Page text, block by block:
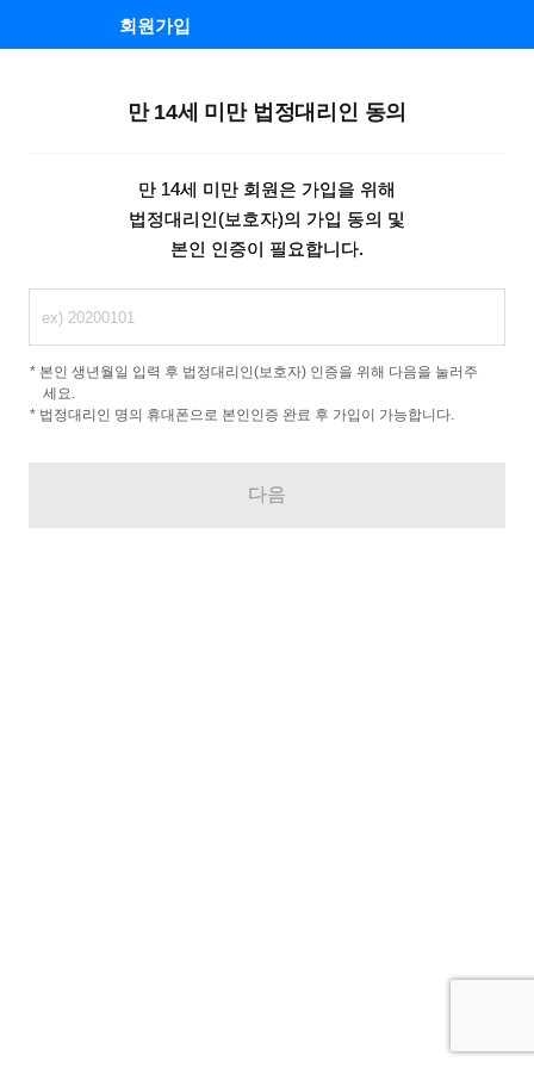
회원가입
만 14세 미만 법정대리인 동의
만 14세 미만 회원은 가입을 위해
법정대리인(보호자)의 가입 동의 및
본인 인증이 필요합니다.
본인 생년월일 입력 후 법정대리인(보호자) 인증을 위해 다음을 눌러주
세요.
법정대리인 명의 휴대폰으로 본인인증 완료 후 가입이 가능합니다.
다음